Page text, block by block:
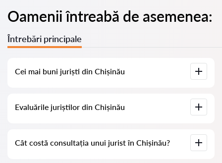
Oamenii întreabă de asemenea:
Întrebări principale
Cei mai buni juriști din Chișinău
informații complete. Prețuri, evaluări, numere de telefon și
Evaluările juriștilor din Chișinău
ștergem evaluările negative și nu există posibilitatea de a le
Cât costă consultația unui jurist în Chișinău?